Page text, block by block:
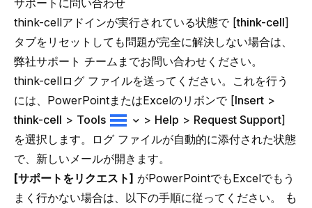
think-cellアドインが実行されている状態で [think-cell]
タブをリセットしても問題が完全に解決しない場合は、
弊社サポート チームまでお問い合わせください。
think-cellログ ファイルを送ってください。これを行う
には、PowerPointまたはExcelのリボンで [Insert >
think-cell > Tools > Help > Request Support]
を選択します。ログ ファイルが自動的に添付された状態
で、新しいメールが開きます。
[サポートをリクエスト] がPowerPointでもExcelでもう
まく行かない場合は、以下の手順に従ってください。
も